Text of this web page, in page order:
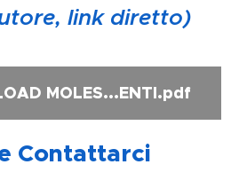
link diretto)
MOLES...ENTI.pdf
Contattarci